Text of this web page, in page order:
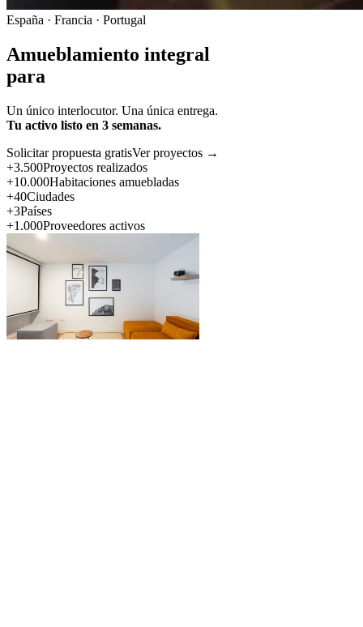
España · Francia · Portugal
Amueblamiento integral
para
Un único interlocutor. Una única entrega.
Tu activo listo en 3 semanas.
Solicitar propuesta gratisVer proyectos →
+3.500Proyectos realizados
+10.000Habitaciones amuebladas
+40Ciudades
+3Países
+1.000Proveedores activos